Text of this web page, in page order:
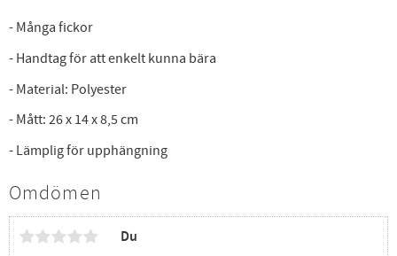
- Många fickor
- Handtag för att enkelt kunna bära
- Material: Polyester
- Mått: 26 x 14 x 8,5 cm
- Lämplig för upphängning
Omdömen
Du